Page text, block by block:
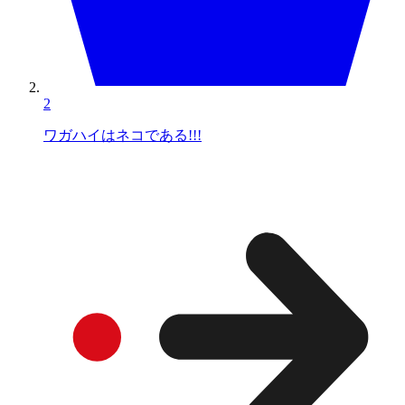
2
ワガハイはネコである!!!